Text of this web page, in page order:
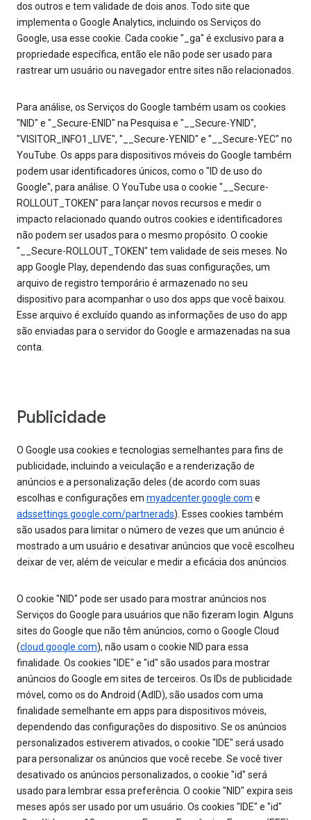
dos outros e tem validade de dois anos. Todo site que
implementa o Google Analytics, incluindo os Serviços do
Google, usa esse cookie. Cada cookie "_ga" é exclusivo para a
propriedade específica, então ele não pode ser usado para
rastrear um usuário ou navegador entre sites não relacionados.
Para análise, os Serviços do Google também usam os cookies
"NID" e "_Secure-ENID" na Pesquisa e "__Secure-YNID",
"VISITOR_INFO1_LIVE", "__Secure-YENID" e "__Secure-YEC" no
YouTube. Os apps para dispositivos móveis do Google também
podem usar identificadores únicos, como o "ID de uso do
Google", para análise. O YouTube usa o cookie "__Secure-
ROLLOUT_TOKEN" para lançar novos recursos e medir o
impacto relacionado quando outros cookies e identificadores
não podem ser usados para o mesmo propósito. O cookie
"__Secure-ROLLOUT_TOKEN" tem validade de seis meses. No
app Google Play, dependendo das suas configurações, um
arquivo de registro temporário é armazenado no seu
dispositivo para acompanhar o uso dos apps que você baixou.
Esse arquivo é excluído quando as informações de uso do app
são enviadas para o servidor do Google e armazenadas na sua
conta.
Publicidade
O Google usa cookies e tecnologias semelhantes para fins de
publicidade, incluindo a veiculação e a renderização de
anúncios e a personalização deles (de acordo com suas
escolhas e configurações em myadcenter.google.com e
adssettings.google.com/partnerads). Esses cookies também
são usados para limitar o número de vezes que um anúncio é
mostrado a um usuário e desativar anúncios que você escolheu
deixar de ver, além de veicular e medir a eficácia dos anúncios.
O cookie "NID" pode ser usado para mostrar anúncios nos
Serviços do Google para usuários que não fizeram login. Alguns
sites do Google que não têm anúncios, como o Google Cloud
(cloud.google.com), não usam o cookie NID para essa
finalidade. Os cookies "IDE" e "id" são usados para mostrar
anúncios do Google em sites de terceiros. Os IDs de publicidade
móvel, como os do Android (AdID), são usados com uma
finalidade semelhante em apps para dispositivos móveis,
dependendo das configurações do dispositivo. Se os anúncios
personalizados estiverem ativados, o cookie "IDE" será usado
para personalizar os anúncios que você recebe. Se você tiver
desativado os anúncios personalizados, o cookie "id" será
usado para lembrar essa preferência. O cookie "NID" expira seis
meses após ser usado por um usuário. Os cookies "IDE" e "id"